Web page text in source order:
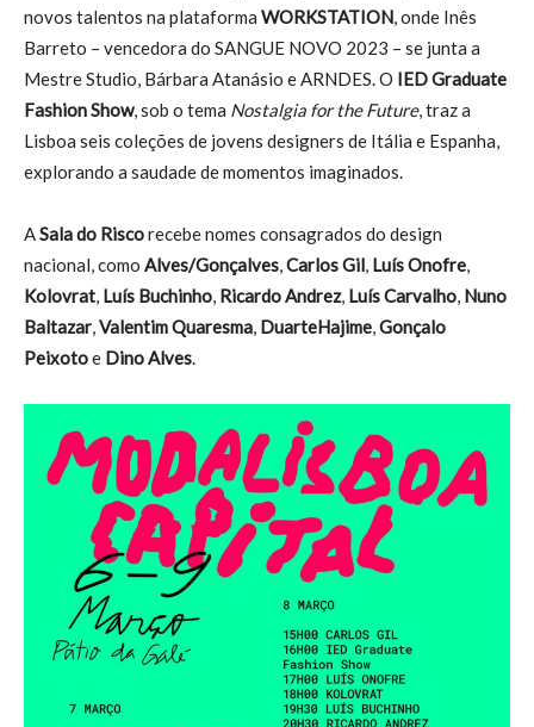
novos talentos na plataforma WORKSTATION, onde Inês
Barreto – vencedora do SANGUE NOVO 2023 – se junta a
Mestre Studio, Bárbara Atanásio e ARNDES. O IED Graduate
Fashion Show, sob o tema Nostalgia for the Future, traz a
Lisboa seis coleções de jovens designers de Itália e Espanha,
explorando a saudade de momentos imaginados.
ASala do Riscorecebe nomes consagrados do design
nacional, como Alves/Gonçalves,Carlos Gil, Luís Onofre,
Kolovrat, Luís Buchinho, Ricardo Andrez, Luís Carvalho, Nuno
Baltazar,Valentim Quaresma, DuarteHajime,Gonçalo
Peixotoe Dino Alves.